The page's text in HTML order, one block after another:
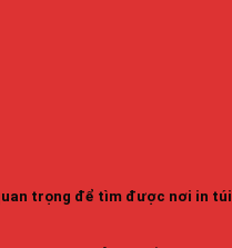
trọng để tìm được nơi in túi